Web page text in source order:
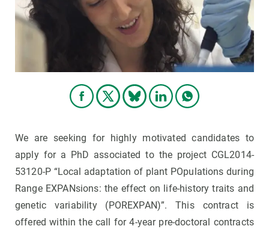
We are seeking for highly motivated candidates to
apply for a PhD associated to the project CGL2014-
53120-P “Local adaptation of plant POpulations during
Range EXPANsions: the effect on life-history traits and
genetic variability (POREXPAN)”. This contract is
offered within the call for 4-year pre-doctoral contracts